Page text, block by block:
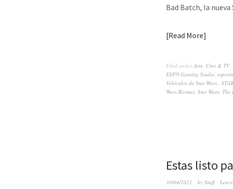
Bad Batch, la
Read More
Filed underArte, Cine & TV
ESPN Gaming Studio, esports
Vehículos de Star Wars.,
Wars Biomas, Star Wars: The
Estas listo
30/04/2021 by Staff